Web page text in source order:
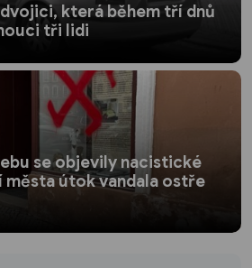
která během tří dnů
tři lidi
se objevily nacistické
města útok vandala ostře